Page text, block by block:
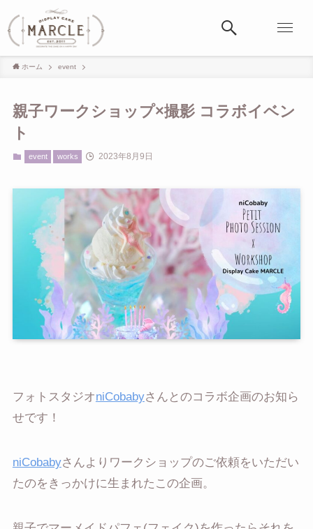
ホーム event
親子ワークショップ×撮影 コラボイベン
ト
event works 2023年8月9日
フォトスタジオniCobabyさんとのコラボ企画のお知ら
せです！
niCobabyさんよりワークショップのご依頼をいただい
たのをきっかけに生まれたこの企画。